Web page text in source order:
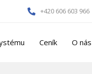
+420 606 603 966
Ceník O nás